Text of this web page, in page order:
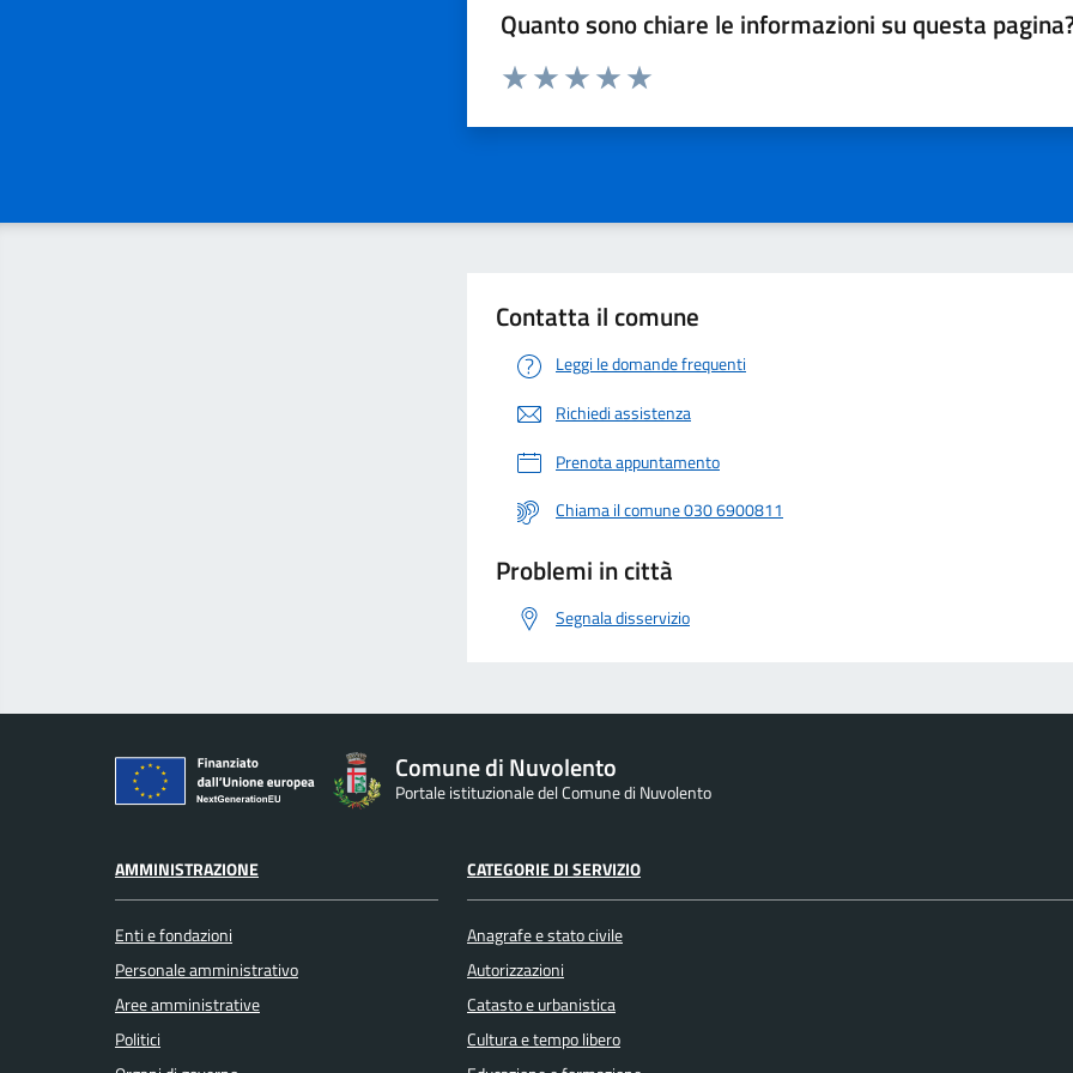
Quanto sono chiare le informazioni su questa
Valuta da 1 a 5 stelle la pagina
Contatta il comune
Leggi le domande frequenti
Richiedi assistenza
Prenota appuntamento
Chiama il comune 030 6900811
Problemi in città
Segnala disservizio
Comune di Nuvolento
Portale istituzionale del Comune di Nuvolento
AMMINISTRAZIONE
Enti e fondazioni
Personale amministrativo
Aree amministrative
Politici
CATEGORIE DI SERVIZIO
Anagrafe e stato civile
Autorizzazioni
Catasto e urbanistica
Cultura e tempo libero